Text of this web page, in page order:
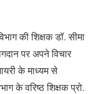
की शिक्षक डॉ. सीमा
पर अपने विचार
के माध्यम से
के वरिष्ठ शिक्षक प्रो.